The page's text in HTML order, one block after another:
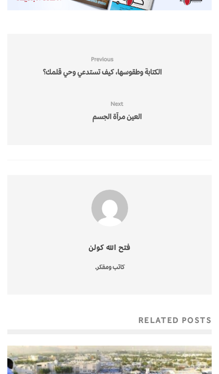
Previous
الكتابة وطقوسها، كيف تستدعي وحي قلمك؟
Next
العين مرآة الجسم
فتح الله كولن
كاتب ومفكر.
RELATED POSTS